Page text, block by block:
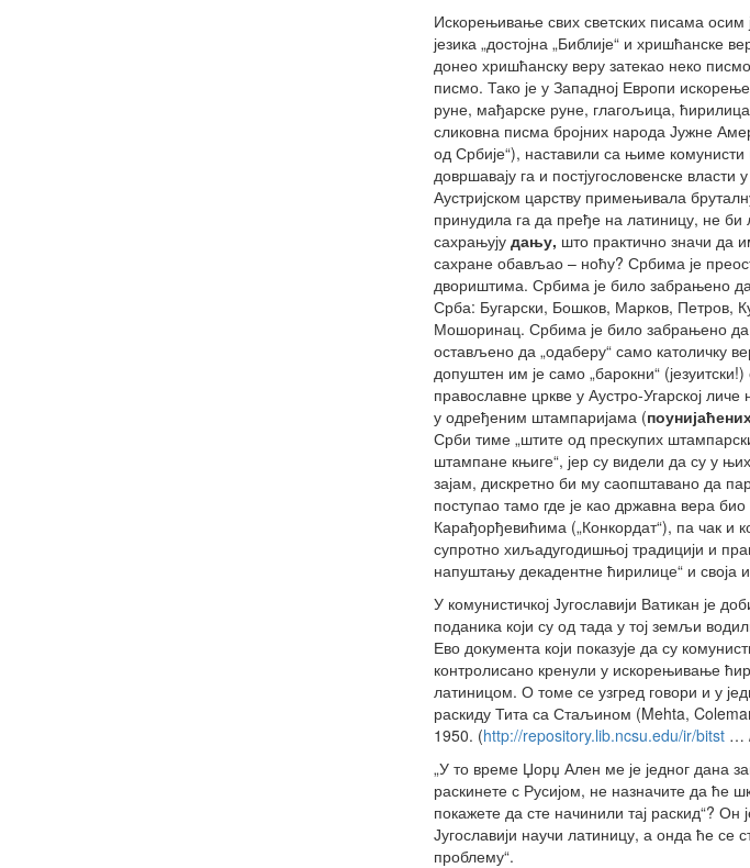
Искорењивање свих светских писама осим
језика „достојна „Библије“ и хришћанске
донео хришћанску веру затекао неко
писмо. Тако је у Западној Европи
руне, мађарске руне, глагољица,
сликовна писма бројних народа Јужне
од Србије“), наставили са њиме
довршавају га и постјугословенске
Аустријском царству примењивала
принудила га да пређе на латиницу, не би
сахрањују дању, што практично значи да
сахране обављао – ноћу? Србима је
двориштима. Србима је било забрањено
Срба: Бугарски, Бошков, Марков, Петров,
Мошоринац. Србима је било забрањено да
остављено да „одаберу“ само католичку
допуштен им је само „барокни“
православне цркве у Аустро-Угарској
у одређеним штампаријама (
Срби тиме „штите од прескупих
штампане књиге“, јер су видели да су у
зајам, дискретно би му саопштавано да
поступао тамо где је као државна вера
Карађорђевићима („Конкордат“), па чак и
супротно хиљадугодишњој традицији и
напуштању декадентне ћирилице“ и
У комунистичкој Југославији Ватикан је
поданика који су од тада у тој земљи
Ево документа који показује да су
контролисано кренули у искорењивање
латиницом. О томе се узгред говори и у
раскиду Тита са Стаљином (Mehta,
1950. (http://repository.lib.ncsu.edu/ir/bitst… /
„У то време Џорџ Ален ме је једног дана
раскинете с Русијом, не назначите да ће
покажете да сте начинили тај раскид“?
Југославији научи латиницу, а онда ће се
проблему“.